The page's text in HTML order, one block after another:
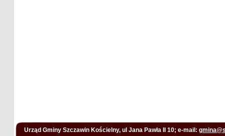
Urząd Gminy Szczawin Kościelny, ul Jana Pawła II 10; e-mail: